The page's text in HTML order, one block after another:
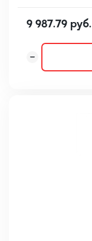
9 987.79 руб.